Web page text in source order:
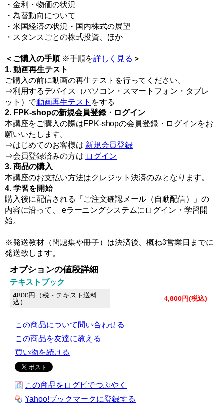
・金利・物価の状況
・為替動向について
・米国経済の状況・国内株式の展望
・スタンスごとの株式投資、ほか
＜ご購入の手順※手順を詳しく見る ＞
1. 動画再生テスト
ご購入の前に動画の再生テストを行ってください。
⇒利用するデバイス（パソコン・スマートフォン・タブレ
ット）で動画再生テスト をする
2. FPK-shopの新規会員登録・ログイン
本講座をご購入の際はFPK-shopの会員登録・ログインをお
願いいたします。
⇒はじめてのお客様は 新規会員登録
⇒会員登録済みの方は ログイン
3. 商品の購入
本講座のお支払い方法はクレジット決済のみとなります。
4. 学習を開始
購入後に配信される「ご注文確認メール（自動配信）」の
内容に沿って、 eラーニングシステムにログイン・学習開
始。
※発送教材（問題集や冊子）は決済後、概ね3営業日までに
発送致します。
オプションの値段詳細
テキストブック
4800円（税・テキスト送料
込）
4,800円(税込)
この商品について問い合わせる
この商品を友達に教える
買い物を続ける
この商品をログピでつぶやく
Yahoo!ブックマークに登録する